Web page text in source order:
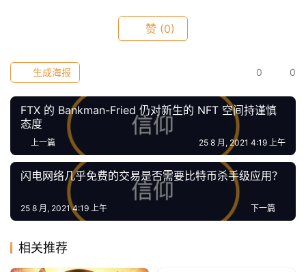
赞 (0)
0 0
生成海报
FTX 的 Bankman-Fried 仍对新生的 NFT 空间持谨慎
态度
上一篇 25 8 月, 2021 4:19 上午
闪电网络几乎免费的交易是否需要比特币杀手级应用？
下一篇
25 8 月, 2021 4:19 上午
相关推荐